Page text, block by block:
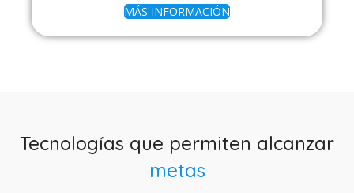
MÁS INFORMACIÓN
Tecnologías que permiten alcanzar
metas